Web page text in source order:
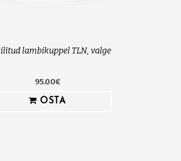
lambikuppel TLN, valge
95.00€
OSTA